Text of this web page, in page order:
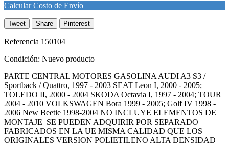
Calcular Costo de Envío
Tweet Share Pinterest
Referencia 150104
Condición: Nuevo producto
PARTE CENTRAL MOTORES GASOLINA AUDI A3 S3 /
Sportback / Quattro, 1997 - 2003 SEAT Leon I, 2000 - 2005;
TOLEDO II, 2000 - 2004 SKODA Octavia I, 1997 - 2004; TOUR
2004 - 2010 VOLKSWAGEN Bora 1999 - 2005; Golf IV 1998 -
2006 New Beetie 1998-2004 NO INCLUYE ELEMENTOS DE
MONTAJE SE PUEDEN ADQUIRIR POR SEPARADO
FABRICADOS EN LA UE MISMA CALIDAD QUE LOS
ORIGINALES VERSION POLIETILENO ALTA DENSIDAD